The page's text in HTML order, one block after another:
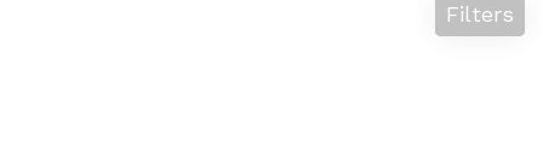
Filters